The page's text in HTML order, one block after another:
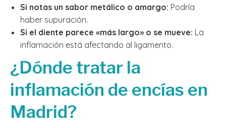
Si notas un sabor metálico o amargo: Podría
haber supuración.
Si el diente parece «más largo» o se mueve: La
inflamación está afectando al ligamento.
¿Dónde tratar la
inflamación de encías en
Madrid?